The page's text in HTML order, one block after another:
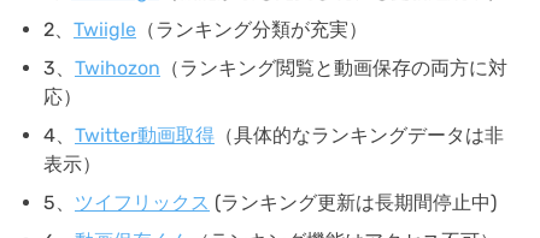
2、 Twiigle （ランキング分類が充実）
3、 Twihozon （ランキング閲覧と動画保存の両方に対
応）
4、 Twitter動画取得 （具体的なランキングデータは非
表示）
5、 ツイフリックス (ランキング更新は長期間停止中)